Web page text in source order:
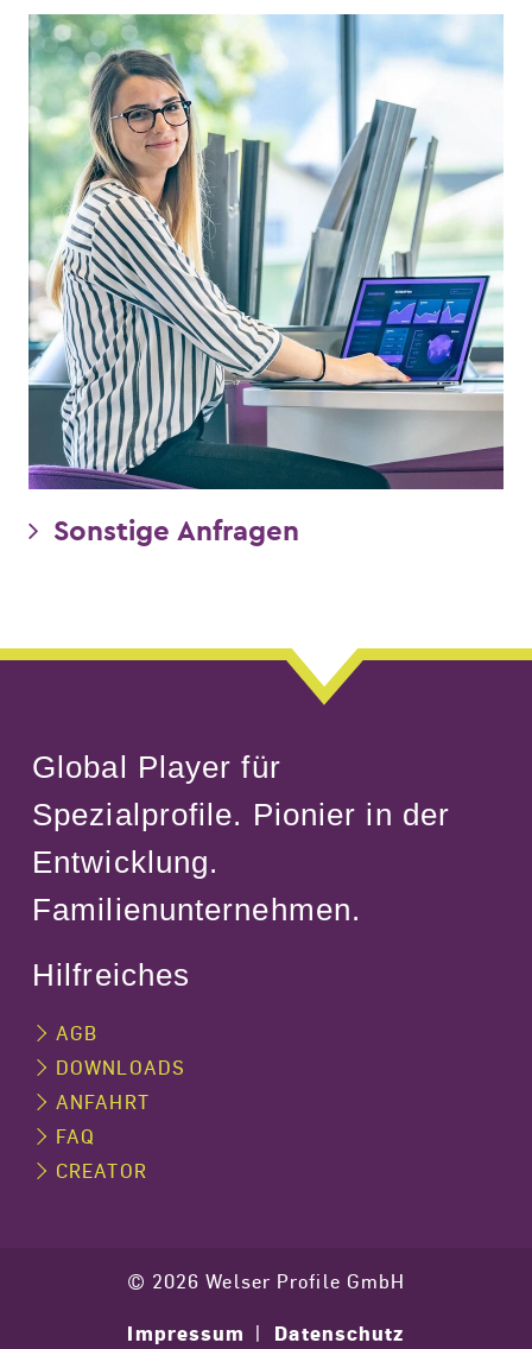
Sonstige Anfragen
Global Player für
Spezialprofile. Pionier in der
Entwicklung.
Familienunternehmen.
Hilfreiches
AGB
DOWNLOADS
ANFAHRT
FAQ
CREATOR
© 2026 Welser Profile GmbH
Impressum Datenschutz